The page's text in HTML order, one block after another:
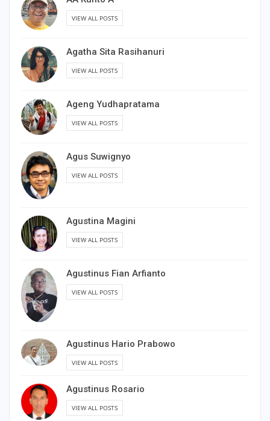
VIEW ALL POSTS
Agatha Sita Rasihanuri
VIEW ALL POSTS
Ageng Yudhapratama
VIEW ALL POSTS
Agus Suwignyo
VIEW ALL POSTS
Agustina Magini
VIEW ALL POSTS
Agustinus Fian Arfianto
VIEW ALL POSTS
Agustinus Hario Prabowo
VIEW ALL POSTS
Agustinus Rosario
VIEW ALL POSTS